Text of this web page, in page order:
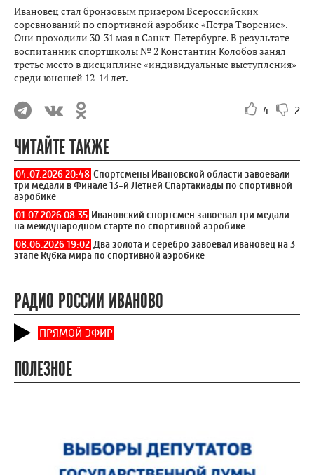
Ивановец стал бронзовым призером Всероссийских
соревнований по спортивной аэробике «Петра Творение».
Они проходили 30-31 мая в Санкт-Петербурге. В результате
воспитанник спортшколы № 2 Константин Колобов занял
третье место в дисциплине «индивидуальные выступления»
среди юношей 12-14 лет.
4 2
ЧИТАЙТЕ ТАКЖЕ
04.07.2026 20:48 Спортсмены Ивановской области завоевали
три медали в Финале 13-й Летней Спартакиады по спортивной
аэробике
01.07.2026 08:35 Ивановский спортсмен завоевал три медали
на международном старте по спортивной аэробике
08.06.2026 19:02 Два золота и серебро завоевал ивановец на 3
этапе Кубка мира по спортивной аэробике
РАДИО РОССИИ ИВАНОВО
ПРЯМОЙ ЭФИР
ПОЛЕЗНОЕ